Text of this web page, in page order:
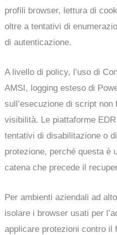
profili browser, lettura di
oltre a tentativi di
di autenticazione.
A livello di policy, l’uso di
AMSI, logging esteso di
sull’esecuzione di script
visibilità. Le piattaforme
tentativi di disabilitazione o
protezione, perché questa è
catena che precede il
Per ambienti aziendali ad
isolare i browser usati per
applicare protezioni contro il